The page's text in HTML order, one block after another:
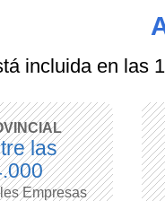
incluida en las
las
Empresas